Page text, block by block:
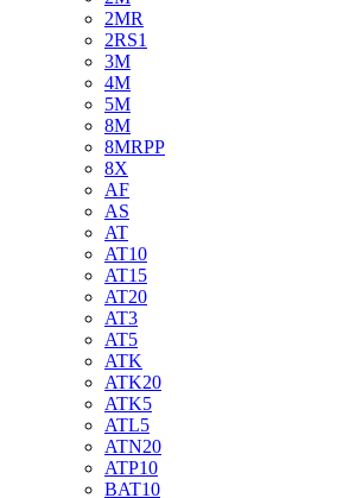
2MR
2RS1
3M
4M
5M
8M
8MRPP
8X
AF
AS
AT
AT10
AT15
AT20
AT3
AT5
ATK
ATK20
ATK5
ATL5
ATN20
ATP10
BAT10